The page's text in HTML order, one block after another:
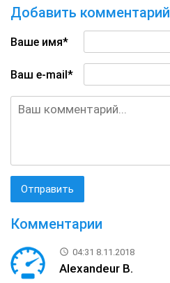
Добавить комментарий
Ваше имя*
Ваш e-mail*
Комментарии
04:31 8.11.2018
Alexandeur B.